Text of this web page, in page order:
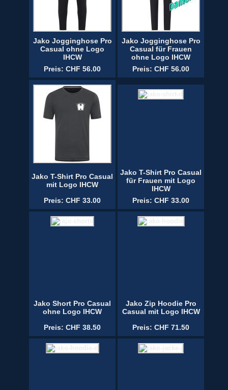
Jako Jogginghose Pro
Casual ohne Logo
IHCW
Preis: CHF 56.00
Jako Jogginghose Pro
Casual für Frauen
ohne Logo IHCW
Preis: CHF 56.00
Jako T-Shirt Pro Casual
mit Logo IHCW
Preis: CHF 33.00
Jako T-Shirt Pro Casual
für Frauen mit Logo
IHCW
Preis: CHF 33.00
Jako Short Pro Casual
ohne Logo IHCW
Preis: CHF 38.50
Jako Zip Hoodie Pro
Casual mit Logo IHCW
Preis: CHF 71.50